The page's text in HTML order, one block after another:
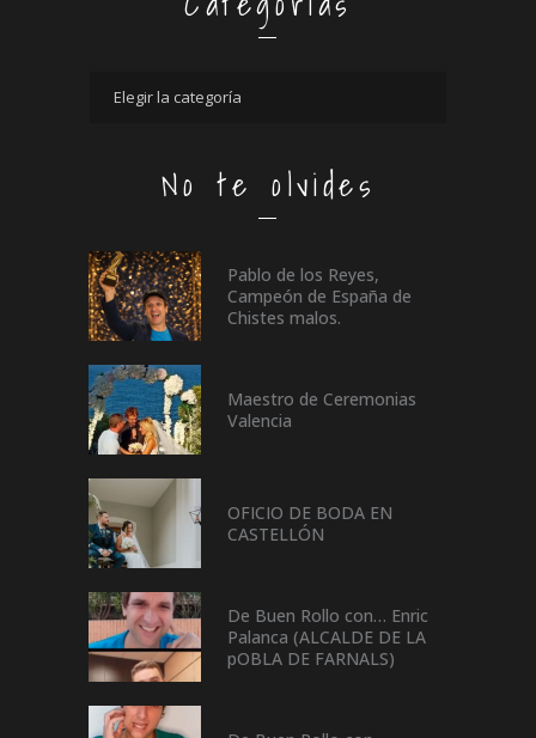
No te olvides
Pablo de los Reyes,
Campeón de España de
Chistes malos.
Maestro de Ceremonias
Valencia
OFICIO DE BODA EN
CASTELLÓN
De Buen Rollo con… Enric
Palanca (ALCALDE DE LA
pOBLA DE FARNALS)